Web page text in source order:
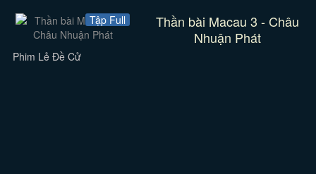
Tập Full
Thần bài Macau 3 - Châu
Nhuận Phát
Phim Lẻ Đề Cử